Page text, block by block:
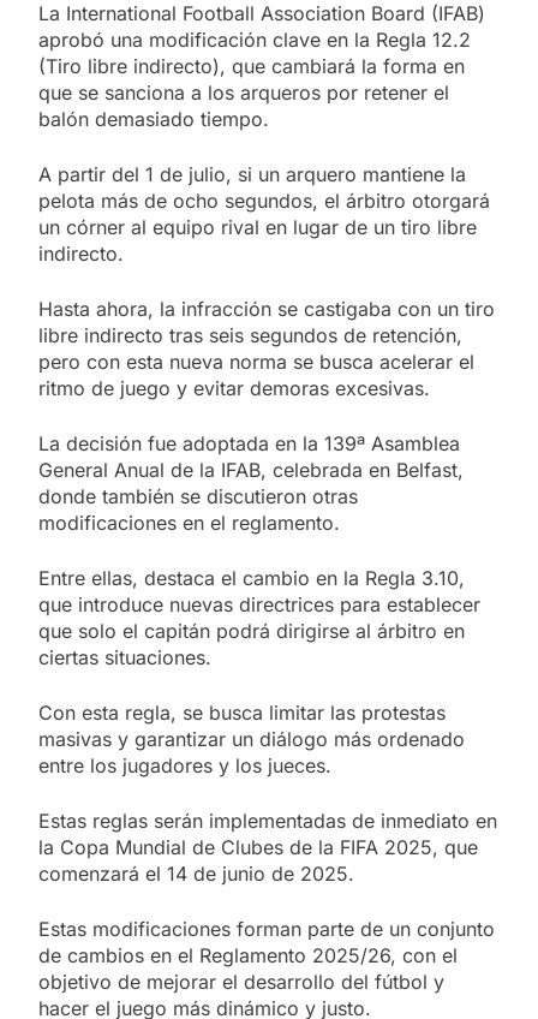
La International Football Association Board (IFAB)
aprobó una modificación clave en la Regla 12.2
(Tiro libre indirecto), que cambiará la forma en
que se sanciona a los arqueros por retener el
balón demasiado tiempo.
A partir del 1 de julio, si un arquero mantiene la
pelota más de ocho segundos, el árbitro otorgará
un córner al equipo rival en lugar de un tiro libre
indirecto.
Hasta ahora, la infracción se castigaba con un tiro
libre indirecto tras seis segundos de retención,
pero con esta nueva norma se busca acelerar el
ritmo de juego y evitar demoras excesivas.
La decisión fue adoptada en la 139ª Asamblea
General Anual de la IFAB, celebrada en Belfast,
donde también se discutieron otras
modificaciones en el reglamento.
Entre ellas, destaca el cambio en la Regla 3.10,
que introduce nuevas directrices para establecer
que solo el capitán podrá dirigirse al árbitro en
ciertas situaciones.
Con esta regla, se busca limitar las protestas
masivas y garantizar un diálogo más ordenado
entre los jugadores y los jueces.
Estas reglas serán implementadas de inmediato en
la Copa Mundial de Clubes de la FIFA 2025, que
comenzará el 14 de junio de 2025.
Estas modificaciones forman parte de un conjunto
de cambios en el Reglamento 2025/26, con el
objetivo de mejorar el desarrollo del fútbol y
hacer el juego más dinámico y justo.